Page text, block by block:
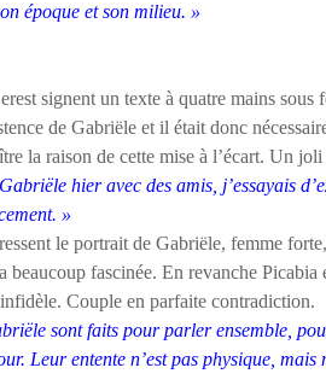
époque et son milieu. »
signent un texte à quatre mains sous
de Gabriële et il était donc
la raison de cette mise à l’écart. Un
hier avec des amis, j’essayais
»
le portrait de Gabriële, femme
beaucoup fascinée. En revanche
Couple en parfaite contradiction.
sont faits pour parler ensemble,
Leur entente n’est pas physique,